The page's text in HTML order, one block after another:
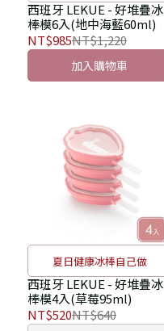
西班牙 LEKUE - 好堆疊冰
棒模6入(地中海藍60ml)
NT$985NT$1,220
加入購物車
夏日健康冰棒自己做
西班牙 LEKUE - 好堆疊冰
棒模4入(草莓95ml)
NT$520NT$640